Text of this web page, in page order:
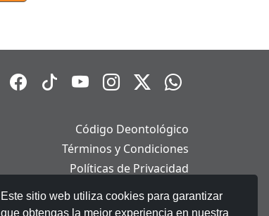
Este sitio web utiliza cookies para garantizar
que obtengas la mejor experiencia en nuestra
Código Deontológico
Términos y Condiciones
Políticas de Privacidad
Políticas de Cookies
Aviso Legal